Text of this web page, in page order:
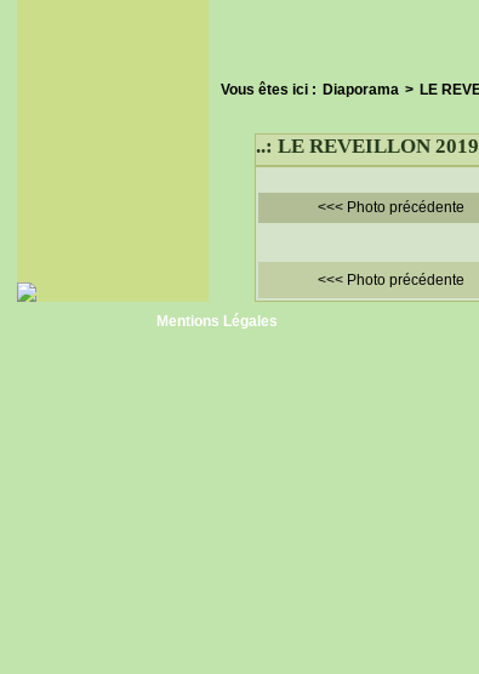
Vous êtes ici : Diaporama > LE
..: LE REVEILLON
<<< Photo précédente
<<< Photo précédente
Mentions Légales